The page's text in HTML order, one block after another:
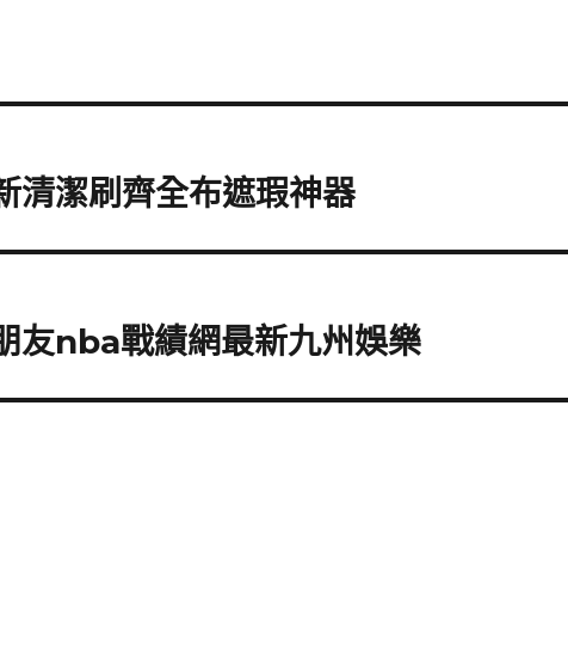
清潔刷齊全布遮瑕神器
友nba戰績網最新九州娛樂